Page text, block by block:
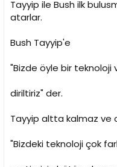
Tayyip ile Bush ilk
atarlar.
Bush Tayyip'e
"Bizde öyle bir teknoloji
diriltiriz" der.
Tayyip altta kalmaz ve
"Bizdeki teknoloji çok